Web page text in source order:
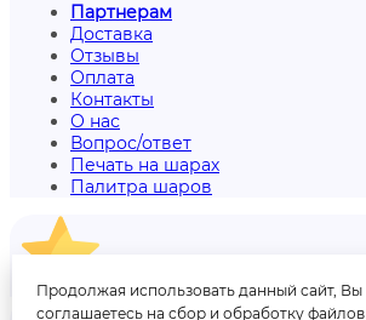
Партнерам
Доставка
Отзывы
Оплата
Контакты
О нас
Вопрос/ответ
Печать на шарах
Палитра шаров
Отзывы
Продолжая использовать данный сайт, Вы
соглашаетесь на сбор и обработку файлов